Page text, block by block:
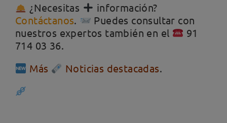
¿Necesitas
información?
Contáctanos.
Puedes consultar con
nuestros expertos también en el
91
714 03 36.
Más
Noticias destacadas.